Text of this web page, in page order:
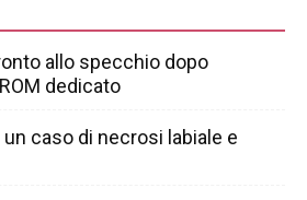
allo specchio dopo
dedicato
caso di necrosi labiale e